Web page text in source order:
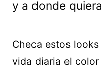
y a donde
Checa estos
vida diaria el